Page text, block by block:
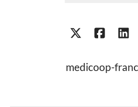
medicoop-